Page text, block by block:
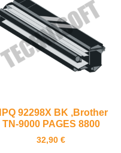
92298X BK ,Brother
TN-9000 PAGES 8800
32,90 €